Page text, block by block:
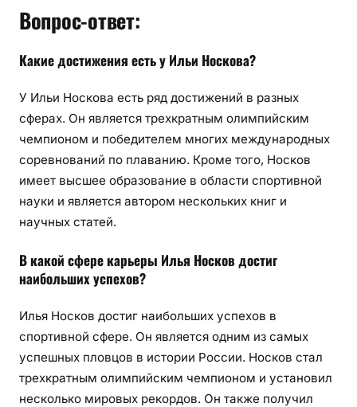
Вопрос-ответ:
Какие достижения есть у Ильи Носкова?
У Ильи Носкова есть ряд достижений в разных
сферах. Он является трехкратным олимпийским
чемпионом и победителем многих международных
соревнований по плаванию. Кроме того, Носков
имеет высшее образование в области спортивной
науки и является автором нескольких книг и
научных статей.
В какой сфере карьеры Илья Носков достиг
наибольших успехов?
Илья Носков достиг наибольших успехов в
спортивной сфере. Он является одним из самых
успешных пловцов в истории России. Носков стал
трехкратным олимпийским чемпионом и установил
несколько мировых рекордов. Он также получил